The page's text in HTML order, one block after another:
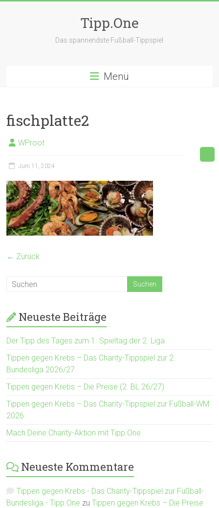
Tipp.One
Das spannendste Fußball-Tippspiel
Menü
fischplatte2
WProot
Juni 11, 2024
← Zurück
Neueste Beiträge
Der Tipp des Tages zum 1. Spieltag der 2. Liga
Tippen gegen Krebs – Das Charity-Tippspiel zur 2.
Bundesliga 2026/27
Tippen gegen Krebs – Die Preise (2. BL 26/27)
Tippen gegen Krebs – Das Charity-Tippspiel zur Fußball-WM
2026
Mach Deine Charity-Aktion mit Tipp.One
Neueste Kommentare
Tippen gegen Krebs - Das Charity-Tippspiel zur Fußball-
Bundesliga - Tipp.One zuTippen gegen Krebs – Die Preise